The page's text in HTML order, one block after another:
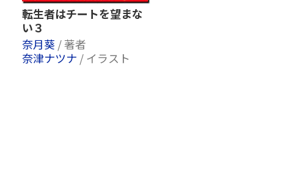
転生者はチートを望まな
い３
奈月葵 / 著者
奈津ナツナ / イラスト